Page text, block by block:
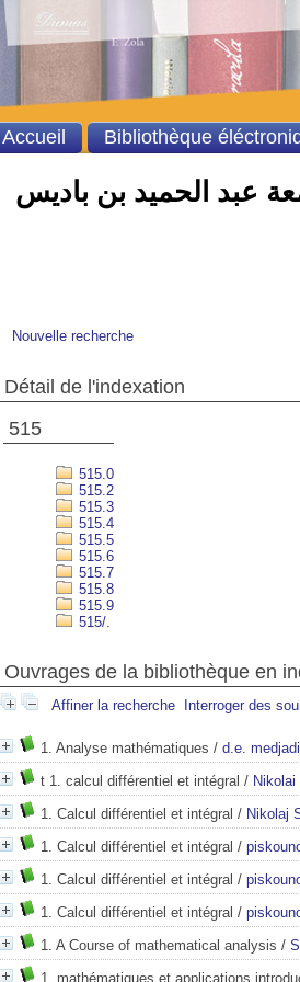
عبد الحميد بن باديس
Nouvelle recherche
Détail de l'indexation
515
515.0
515.2
515.3
515.4
515.5
515.6
515.7
515.8
515.9
515/.
Ouvrages de la bibliothèque en
Affiner la recherche Interroger des
1. Analyse mathématiques / d.e. medjadi
t 1. calcul différentiel et intégral /
1. Calcul différentiel et intégral / Nikolaj
1. Calcul différentiel et intégral /
1. Calcul différentiel et intégral /
1. Calcul différentiel et intégral /
1. A Course of mathematical analysis /
1. mathématiques et applications
Accueil Bibliothèque